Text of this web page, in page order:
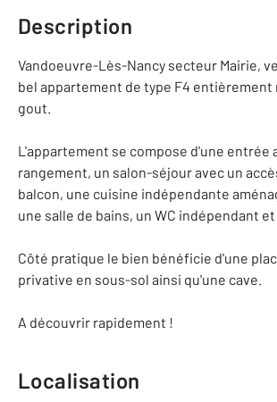
Description
Vandoeuvre-Lès-Nancy secteur Mairie,
bel appartement de type F4 entièrement
gout.
L'appartement se compose d'une entrée
rangement, un salon-séjour avec un
balcon, une cuisine indépendante
une salle de bains, un WC indépendant
Côté pratique le bien bénéficie d'une
privative en sous-sol ainsi qu'une cave.
A découvrir rapidement !
Localisation